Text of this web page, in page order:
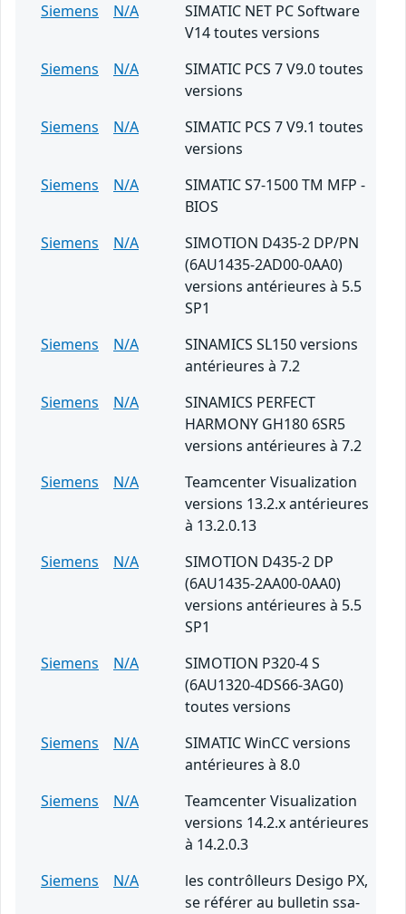
Siemens
N/A
SIMATIC NET PC Software
V14 toutes versions
Siemens
N/A
SIMATIC PCS 7 V9.0 toutes
versions
Siemens
N/A
SIMATIC PCS 7 V9.1 toutes
versions
Siemens
N/A
SIMATIC S7-1500 TM MFP -
BIOS
Siemens
N/A
SIMOTION D435-2 DP/PN
(6AU1435-2AD00-0AA0)
versions antérieures à 5.5
SP1
Siemens
N/A
SINAMICS SL150 versions
antérieures à 7.2
Siemens
N/A
SINAMICS PERFECT
HARMONY GH180 6SR5
versions antérieures à 7.2
Siemens
N/A
Teamcenter Visualization
versions 13.2.x antérieures
à 13.2.0.13
Siemens
N/A
SIMOTION D435-2 DP
(6AU1435-2AA00-0AA0)
versions antérieures à 5.5
SP1
Siemens
N/A
SIMOTION P320-4 S
(6AU1320-4DS66-3AG0)
toutes versions
Siemens
N/A
SIMATIC WinCC versions
antérieures à 8.0
Siemens
N/A
Teamcenter Visualization
versions 14.2.x antérieures
à 14.2.0.3
Siemens
N/A
les contrôlleurs Desigo PX,
se référer au bulletin ssa-